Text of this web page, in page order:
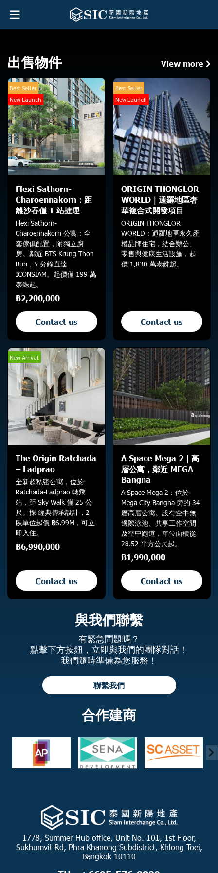
出售物件 View more
Best Seller
New Launch
Flexi Sathorn-
Charoennakorn：距
離沙吞僅 1 站捷運
Flexi Sathorn-
Charoennakorn 公寓：全
套傢俱配置，附獨立廚
房。鄰近 BTS Krung Thon
Buri，5 分鐘直達
ICONSIAM。起價僅 199 萬
泰銖起。
฿2,200,000
Contact us
Best Seller
New Launch
ORIGIN THONGLOR
WORLD｜通羅地區奢
華複合式開發項目
ORIGIN THONGLOR
WORLD：通羅地區永久產
權品牌住宅，結合辦公、
零售與健康生活設施，起
價 1,830 萬泰銖起。
Contact us
New Arrival
The Origin Ratchada
– Ladprao
全新超私密公寓，位於
Ratchada-Ladprao 轉乘
站，距 Sky Walk 僅 25 公
尺。採 經典傳承設計，2
臥單位起價 ฿6.99M，可立
即入住。
฿6,990,000
Contact us
A Space Mega 2｜高
層公寓，鄰近 MEGA
Bangna
A Space Mega 2：位於
Mega City Bangna 旁的 34
層高層公寓。設有空中無
邊際泳池、共享工作空間
及空中跑道，單位面積從
28.52 平方公尺起。
฿1,990,000
Contact us
與我們聯繫
有緊急問題嗎？
點擊下方按鈕，立即與我們的團隊對話！
我們隨時準備為您服務！
聯繫我們
合作建商
1778, Summer Hub office, Unit No. 101, 1st Floor,
Sukhumvit Rd, Phra Khanong Subdistrict, Khlong Toei,
Bangkok 10110